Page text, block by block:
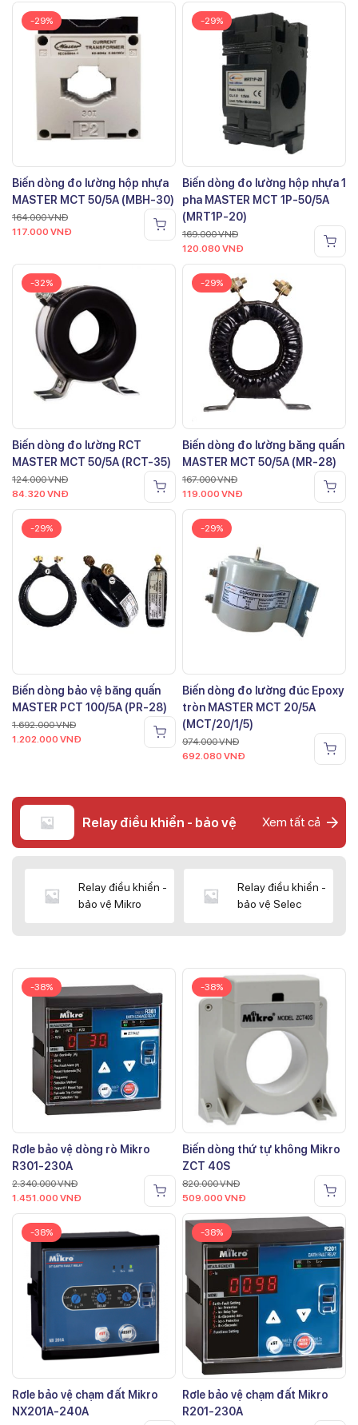
-29%
Biến dòng đo lường hộp nhựa
MASTER MCT 50/5A (MBH-30)
164.000VNĐ
117.000 VNĐ
-29%
Biến dòng đo lường hộp nhựa 1
pha MASTER MCT 1P-50/5A
(MRT1P-20)
169.000VNĐ
120.080 VNĐ
-32%
Biến dòng đo lường RCT
MASTER MCT 50/5A (RCT-35)
124.000VNĐ
84.320 VNĐ
-29%
Biến dòng đo lường băng quấn
MASTER MCT 50/5A (MR-28)
167.000VNĐ
119.000 VNĐ
-29%
Biến dòng bảo vệ băng quấn
MASTER PCT 100/5A (PR-28)
1.692.000VNĐ
1.202.000 VNĐ
-29%
Biến dòng đo lường đúc Epoxy
tròn MASTER MCT 20/5A
(MCT/20/1/5)
974.000VNĐ
692.080 VNĐ
Relay điều khiển - bảo vệ Xem tất cả
Relay điều khiển -
bảo vệ Mikro
Relay điều khiển -
bảo vệ Selec
-38%
Rơle bảo vệ dòng rò Mikro
R301-230A
2.340.000VNĐ
1.451.000 VNĐ
-38%
Biến dòng thứ tự không Mikro
ZCT 40S
820.000VNĐ
509.000 VNĐ
-38%
Rơle bảo vệ chạm đất Mikro
NX201A-240A
-38%
Rơle bảo vệ chạm đất Mikro
R201-230A